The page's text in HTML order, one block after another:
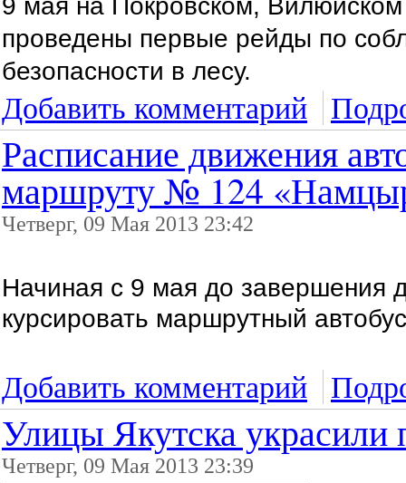
9 мая на Покровском,
проведены первые рейды по
безопасности в лесу.
Добавить комментарий
Расписание движения
маршруту № 124
Четверг, 09 Мая 2013 23:42
Начиная с 9 мая до завершения
курсировать маршрутный
Добавить комментарий
Улицы Якутска украсили
Четверг, 09 Мая 2013 23:39